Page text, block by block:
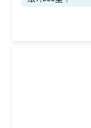
cial institution,
or any
he financial
on. All financial
ut warranty.
E-banking 網
海外簽賬有
用PayMe/
食肆/酒店消
其他本地港
優惠期：